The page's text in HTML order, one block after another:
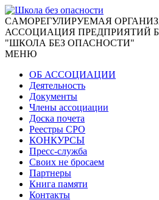
CАМОРЕГУЛИРУЕМАЯ
АССОЦИАЦИЯ ПРЕДПРИЯТИЙ
"ШКОЛА БЕЗ ОПАСНОСТИ"
МЕНЮ
ОБ АССОЦИАЦИИ
Деятельность
Документы
Члены ассоциации
Доска почета
Реестры СРО
КОНКУРСЫ
Пресс-служба
Своих не бросаем
Партнеры
Книга памяти
Контакты